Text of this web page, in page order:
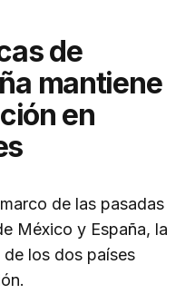
de
mantiene
en
de las pasadas
México y España, la
los dos países